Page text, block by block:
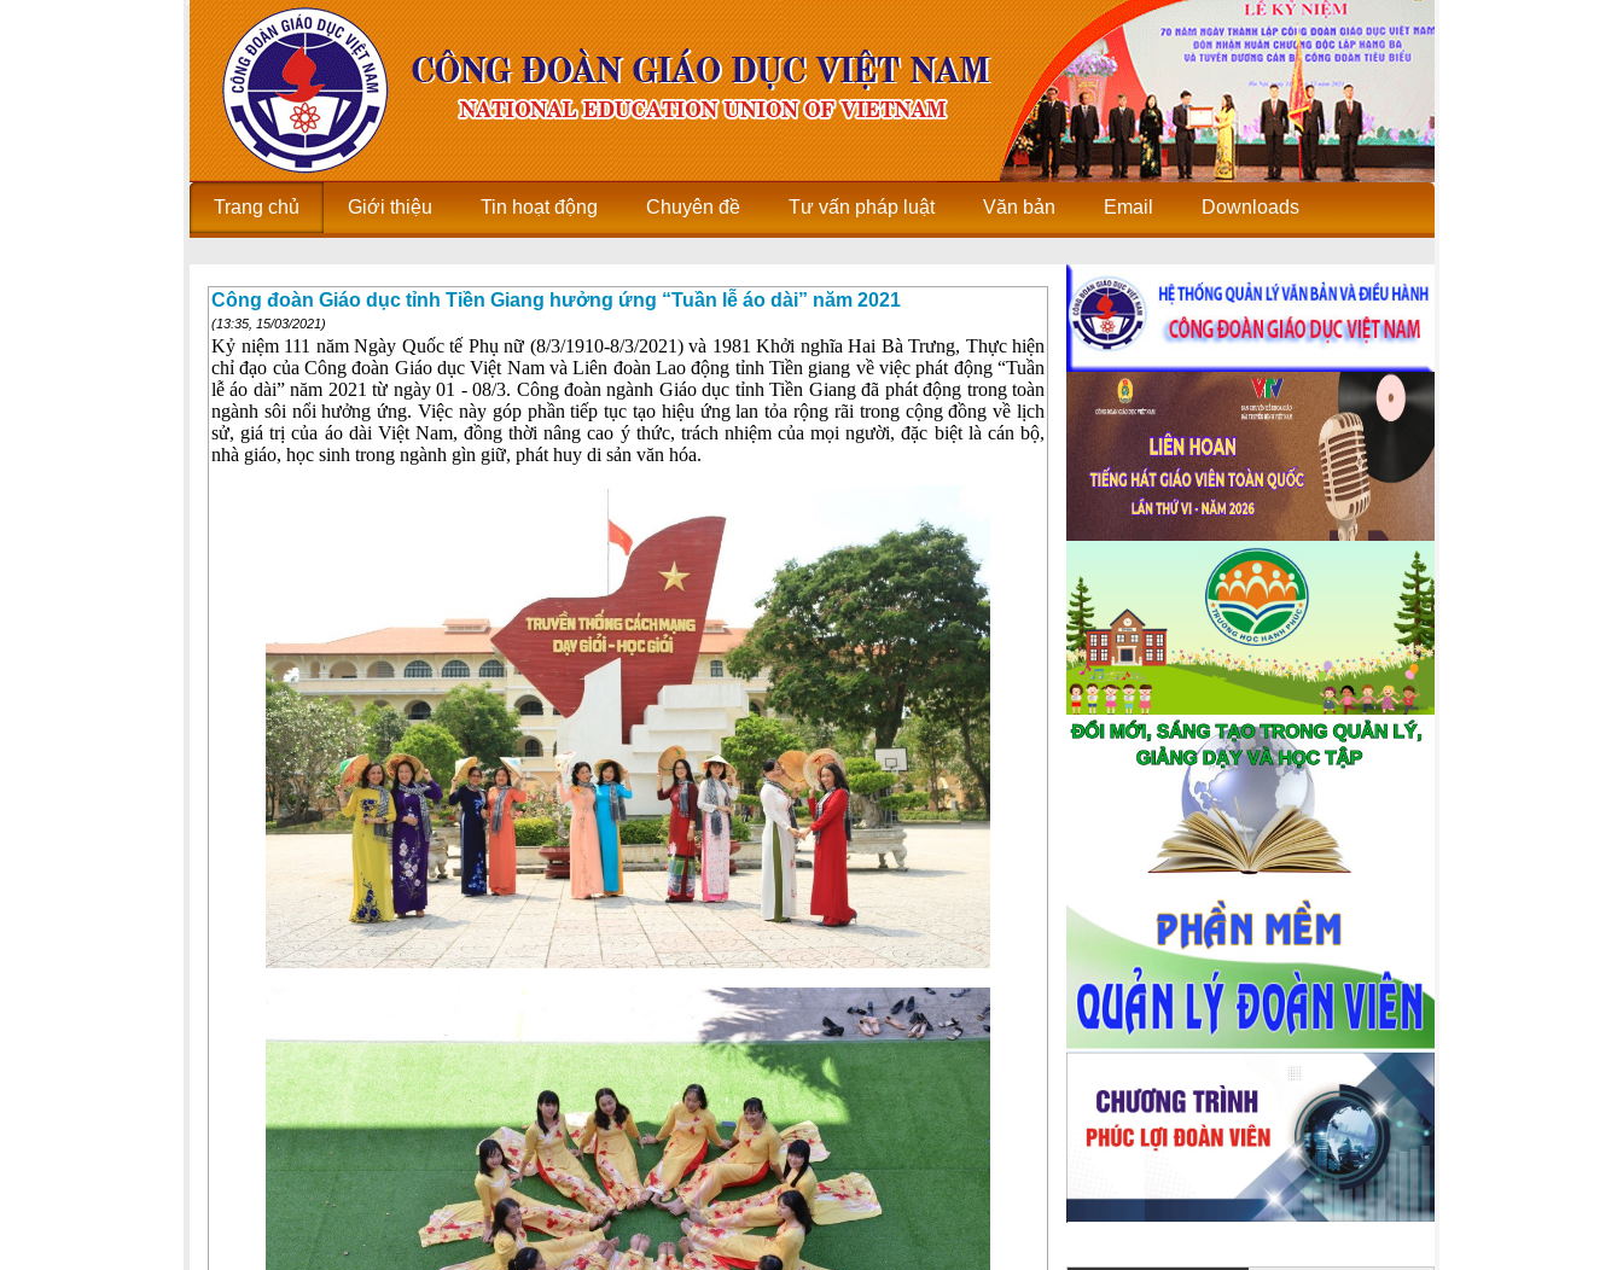
Trang chủ Giới thiệu Tin hoạt động Chuyên đề Tư vấn pháp luật Văn bản Email Downloads
Công đoàn Giáo dục tỉnh Tiền Giang hưởng ứng “Tuần lễ áo dài” năm 2021
(13:35, 15/03/2021)
Kỷ niệm 111 năm Ngày Quốc tế Phụ nữ (8/3/1910-8/3/2021) và 1981 Khởi nghĩa Hai Bà Trưng, Thực hiện
chỉ đạo của Công đoàn Giáo dục Việt Nam và Liên đoàn Lao động tỉnh Tiền giang về việc phát động “Tuần
lễ áo dài” năm 2021 từ ngày 01 - 08/3. Công đoàn ngành Giáo dục tỉnh Tiền Giang đã phát động trong toàn
ngành sôi nổi hưởng ứng. Việc này góp phần tiếp tục tạo hiệu ứng lan tỏa rộng rãi trong cộng đồng về lịch
sử, giá trị của áo dài Việt Nam, đồng thời nâng cao ý thức, trách nhiệm của mọi người, đặc biệt là cán bộ,
nhà giáo, học sinh trong ngành gìn giữ, phát huy di sản văn hóa.